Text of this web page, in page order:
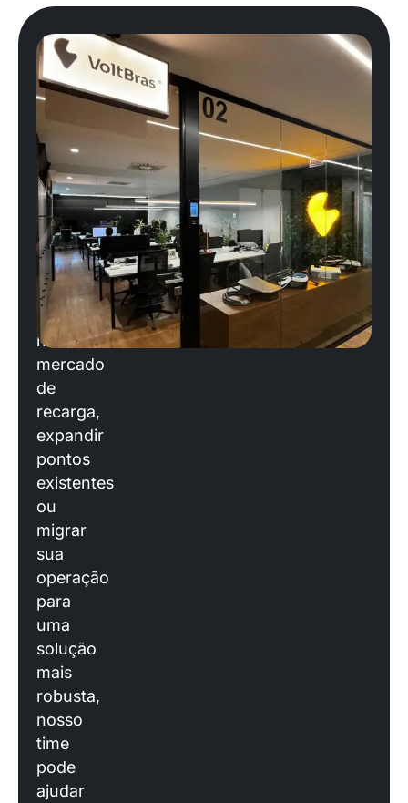
Precisa
estruturar
ou
escalar
sua
operação?
Se
você
está
planejando
entrar
no
mercado
de
recarga,
expandir
pontos
existentes
ou
migrar
sua
operação
para
uma
solução
mais
robusta,
nosso
time
pode
ajudar